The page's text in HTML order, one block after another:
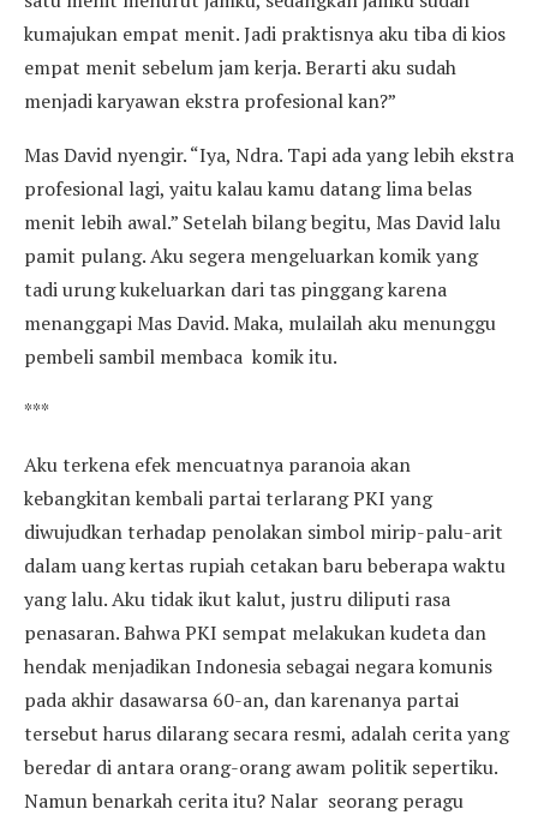
kumajukan empat menit. Jadi praktisnya aku tiba di kios
empat menit sebelum jam kerja. Berarti aku sudah
menjadi karyawan ekstra profesional kan?”
Mas David nyengir. “Iya, Ndra. Tapi ada yang lebih ekstra
profesional lagi, yaitu kalau kamu datang lima belas
menit lebih awal.” Setelah bilang begitu, Mas David lalu
pamit pulang. Aku segera mengeluarkan komik yang
tadi urung kukeluarkan dari tas pinggang karena
menanggapi Mas David. Maka, mulailah aku menunggu
pembeli sambil membaca komik itu.
***
Aku terkena efek mencuatnya paranoia akan
kebangkitan kembali partai terlarang PKI yang
diwujudkan terhadap penolakan simbol mirip-palu-arit
dalam uang kertas rupiah cetakan baru beberapa waktu
yang lalu. Aku tidak ikut kalut, justru diliputi rasa
penasaran. Bahwa PKI sempat melakukan kudeta dan
hendak menjadikan Indonesia sebagai negara komunis
pada akhir dasawarsa 60-an, dan karenanya partai
tersebut harus dilarang secara resmi, adalah cerita yang
beredar di antara orang-orang awam politik sepertiku.
Namun benarkah cerita itu? Nalar seorang peragu